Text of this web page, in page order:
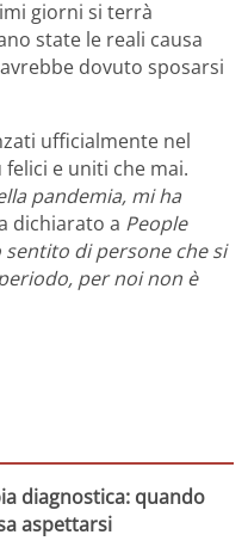
giorni si terrà
state le reali causa
dovuto sposarsi
ufficialmente nel
e uniti che mai.
pandemia, mi ha
dichiarato a People
sentito di persone che si
per noi non è
diagnostica: quando
aspettarsi